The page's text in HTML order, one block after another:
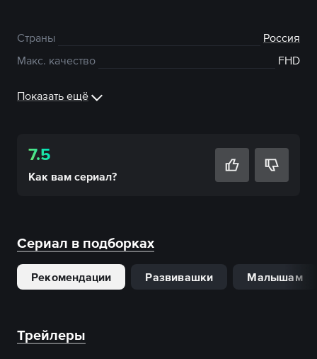
Страны
Россия
Макс. качество
FHD
Показать ещё
7.5
Как вам сериал?
Сериал в подборках
Рекомендации Развивашки Малышам
Трейлеры